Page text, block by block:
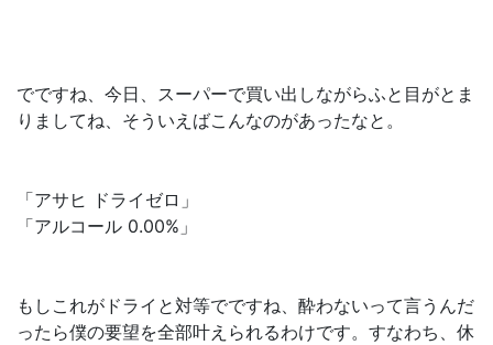
でですね、今日、スーパーで買い出しながらふと目がとま
りましてね、そういえばこんなのがあったなと。
「アサヒ ドライゼロ」
「アルコール 0.00%」
もしこれがドライと対等でですね、酔わないって言うんだ
ったら僕の要望を全部叶えられるわけです。すなわち、休